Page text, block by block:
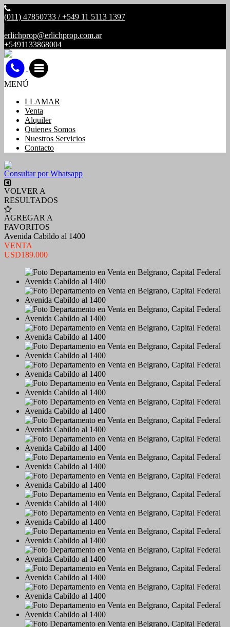
(011) 47850733 / +549 11 5113 1397
|
erlichprop@erlichprop.com.ar
+5491133868004
MENÚ
LLAMAR
Venta
Alquiler
Quienes Somos
Nuestros Servicios
Contacto
Consultar por Whatsapp
VOLVER A
RESULTADOS
AGREGAR A
FAVORITOS
Avenida Cabildo al 1400
VENTA
USD189.000